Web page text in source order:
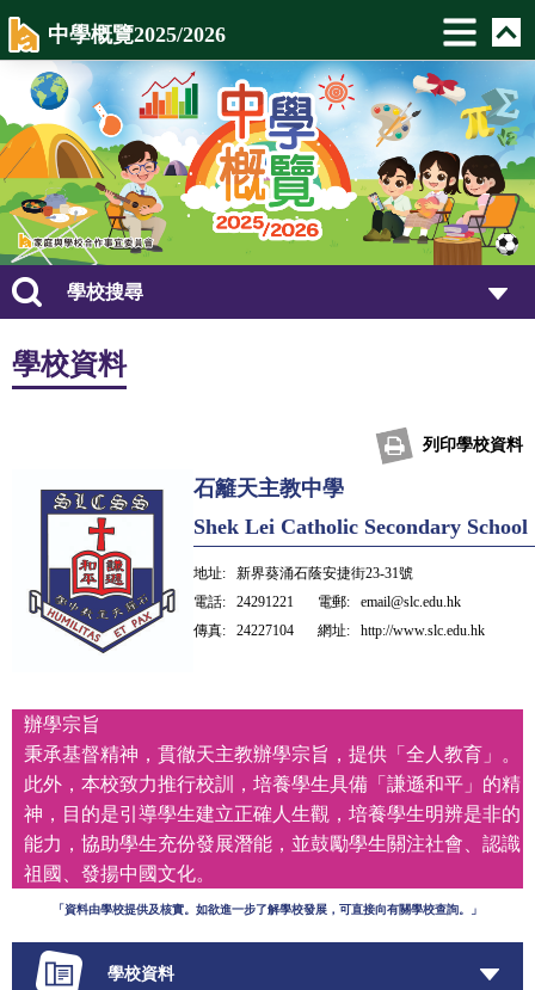
中學概覽2025/2026
學校搜尋
學校資料
列印學校資料
石籬天主教中學
Shek Lei Catholic Secondary School
地址:
新界葵涌石蔭安捷街23-31號
電話:
24291221 電郵:
email@slc.edu.hk
傳真:
24227104 網址: http://www.slc.edu.hk
辦學宗旨
秉承基督精神，貫徹天主教辦學宗旨，提供「全人教育」。
此外，本校致力推行校訓，培養學生具備「謙遜和平」的精
神，目的是引導學生建立正確人生觀，培養學生明辨是非的
能力，協助學生充份發展潛能，並鼓勵學生關注社會、認識
祖國、發揚中國文化。
「資料由學校提供及核實。如欲進一步了解學校發展，可直接向有關學校查詢。」
學校資料